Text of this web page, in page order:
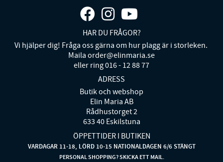
HAR DU FRÅGOR?
Vi hjälper dig! Fråga oss gärna om hur plagg är i storleken.
Maila order@elinmaria.se
eller ring 016 - 12 88 77
ADRESS
Butik och webshop
Elin Maria AB
Rådhustorget 2
633 40 Eskilstuna
ÖPPETTIDER I BUTIKEN
VARDAGAR 11-18, LÖRD 10-15 NATIONALDAGEN 6/6 STÄNGT
PERSONAL SHOPPING? SKICKA ETT MAIL.